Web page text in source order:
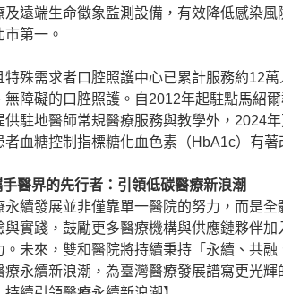
及遠端生命徵象監測設備，有效降低感染
市第一。
特殊需求者口腔照護中心已累計服務約12
無障礙的口腔照護。自2012年起駐點馬紹
供駐地醫師常規醫療服務與教學外，2024
者血糖控制指標糖化血色素（HbA1c）有著
醫界的先行者：引領低碳醫療新浪潮
永續發展並非僅靠單一醫院的努力，而是
與實踐，鼓勵更多醫療機構與供應鏈夥伴
。未來，雙和醫院將持續秉持「永續、共
療永續新浪潮，為臺灣醫療發展譜寫更光